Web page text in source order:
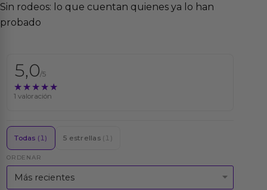
Sin rodeos: lo que cuentan quienes ya lo han
probado
5,0/5
★★★★★
★★★★★
1 valoración
Todas (1) 5 estrellas (1)
ORDENAR